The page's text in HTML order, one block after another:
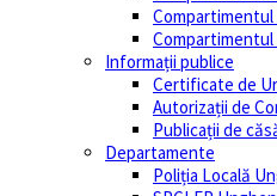
Informații publice
Certificate de
Autorizații de
Publicații de
Departamente
Poliția Locală